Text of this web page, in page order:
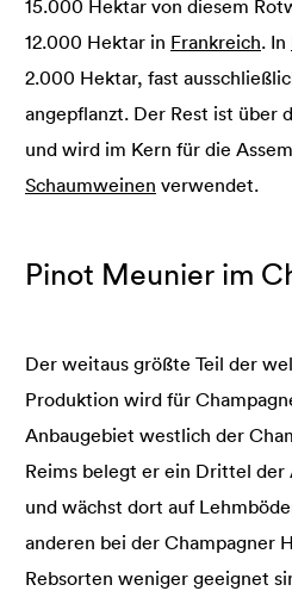
15.000 Hektar von diesem
12.000 Hektar in Frankreich. In
2.000 Hektar, fast
angepflanzt. Der Rest ist über
und wird im Kern für die
Schaumweinen verwendet.
Pinot Meunier im
Der weitaus größte Teil der
Produktion wird für
Anbaugebiet westlich der
Reims belegt er ein Drittel der
und wächst dort auf
anderen bei der Champagner
Rebsorten weniger geeignet